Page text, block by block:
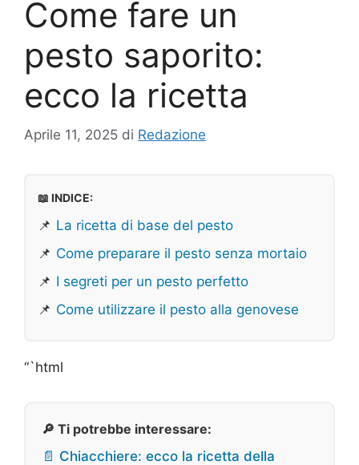
Come fare un
pesto saporito:
ecco la ricetta
Aprile 11, 2025 di Redazione
📖 INDICE:
📌 La ricetta di base del pesto
📌 Come preparare il pesto senza mortaio
📌 I segreti per un pesto perfetto
📌 Come utilizzare il pesto alla genovese
“`html
🔎 Ti potrebbe interessare:
📄 Chiacchiere: ecco la ricetta della